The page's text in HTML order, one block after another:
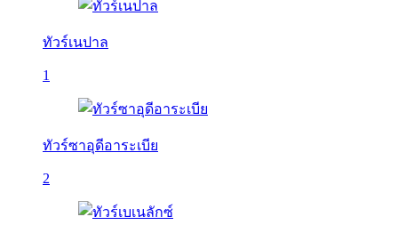
ทัวร์เนปาล
1
ทัวร์ซาอุดีอาระเบีย
2